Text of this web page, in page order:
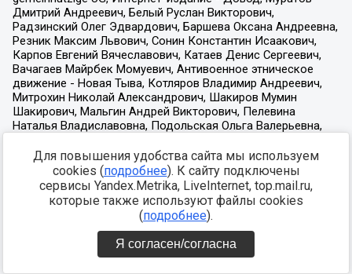
Для повышения удобства сайта мы используем
cookies (подробнее). К сайту подключены
сервисы Yandex.Metrika, LiveInternet, top.mail.ru,
которые также используют файлы cookies
(подробнее).
Я согласен/согласна